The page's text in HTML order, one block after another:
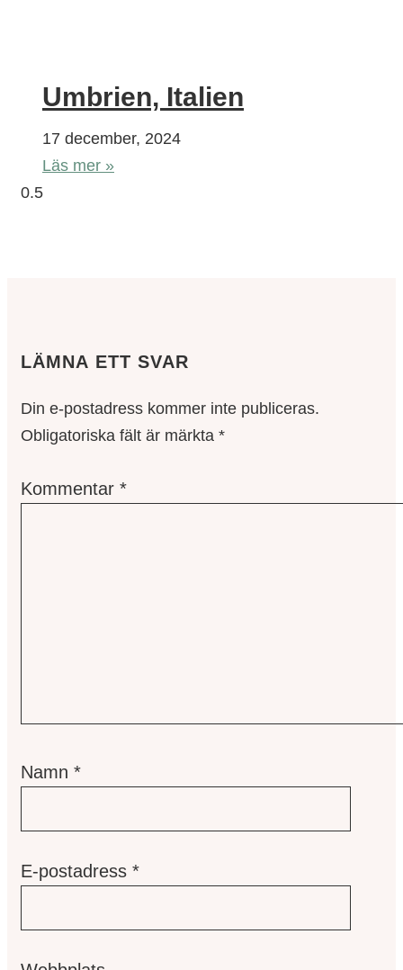
Umbrien, Italien
17 december, 2024
Läs mer »
LÄMNA ETT SVAR
Din e-postadress kommer inte publiceras.
Obligatoriska fält är märkta *
Kommentar *
Namn *
E-postadress *